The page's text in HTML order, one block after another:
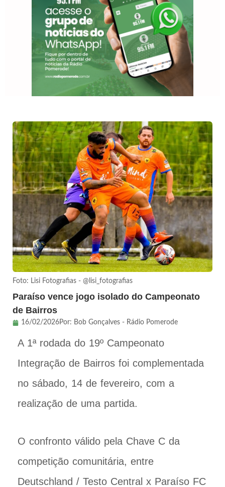
Foto: Lisi Fotografias - @lisi_fotografias
Paraíso vence jogo isolado do Campeonato
de Bairros
16/02/2026Por: Bob Gonçalves - Rádio Pomerode
A 1ª rodada do 19º Campeonato
Integração de Bairros foi complementada
no sábado, 14 de fevereiro, com a
realização de uma partida.
O confronto válido pela Chave C da
competição comunitária, entre
Deutschland / Testo Central x Paraíso FC